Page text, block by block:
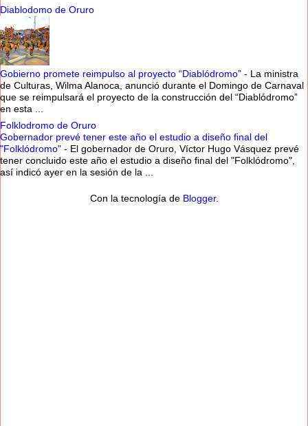
Diablodomo de Oruro
Gobierno promete reimpulso al proyecto “Diablódromo” - La ministra
de Culturas, Wilma Alanoca, anunció durante el Domingo de Carnaval
que se reimpulsará el proyecto de la construcción del “Diablódromo”
en esta ...
Folklodromo de Oruro
Gobernador prevé tener este año el estudio a diseño final del
"Folklódromo" - El gobernador de Oruro, Víctor Hugo Vásquez prevé
tener concluido este año el estudio a diseño final del "Folklódromo",
así indicó ayer en la sesión de la ...
Con la tecnología de Blogger.